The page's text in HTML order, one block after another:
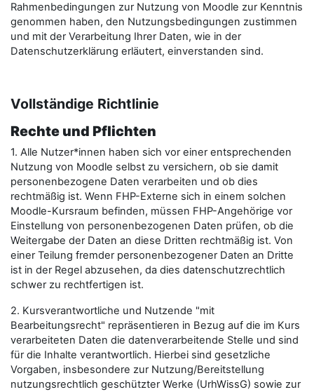
Rahmenbedingungen zur Nutzung von Moodle zur Kenntnis
genommen haben, den Nutzungsbedingungen zustimmen
und mit der Verarbeitung Ihrer Daten, wie in der
Datenschutzerklärung erläutert, einverstanden sind.
Vollständige Richtlinie
Rechte und Pflichten
1. Alle Nutzer*innen haben sich vor einer entsprechenden
Nutzung von Moodle selbst zu versichern, ob sie damit
personenbezogene Daten verarbeiten und ob dies
rechtmäßig ist. Wenn FHP-Externe sich in einem solchen
Moodle-Kursraum befinden, müssen FHP-Angehörige vor
Einstellung von personenbezogenen Daten prüfen, ob die
Weitergabe der Daten an diese Dritten rechtmäßig ist. Von
einer Teilung fremder personenbezogener Daten an Dritte
ist in der Regel abzusehen, da dies datenschutzrechtlich
schwer zu rechtfertigen ist.
2. Kursverantwortliche und Nutzende "mit
Bearbeitungsrecht" repräsentieren in Bezug auf die im Kurs
verarbeiteten Daten die datenverarbeitende Stelle und sind
für die Inhalte verantwortlich. Hierbei sind gesetzliche
Vorgaben, insbesondere zur Nutzung/Bereitstellung
nutzungsrechtlich geschützter Werke (UrhWissG) sowie zur